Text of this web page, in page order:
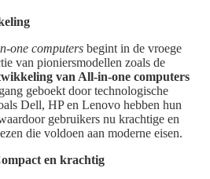
one computers begint in de vroege
van pioniersmodellen zoals de
van All-in-one computers
geboekt door technologische
Dell, HP en Lenovo hebben hun
gebruikers nu krachtige en
die voldoen aan moderne eisen.
en krachtig